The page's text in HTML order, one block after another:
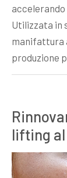
Utilizzata in
manifattura
produzione
lifting